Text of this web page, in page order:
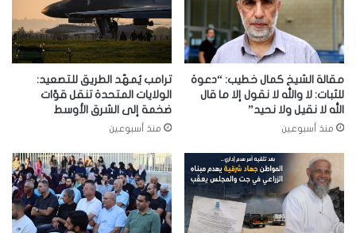
مقالة الشيخ كمال خطيب: “دعوة
للثبات: لا والله لا نقول إلا ما قال
الله لا نقيل ولا نحيد”
منذ أسبوعين
ترامب يُمهّد الطريق للتصعيد:
الولايات المتحدة تنقل قوّات
ضخمة إلى الشرق الأوسط
منذ أسبوعين